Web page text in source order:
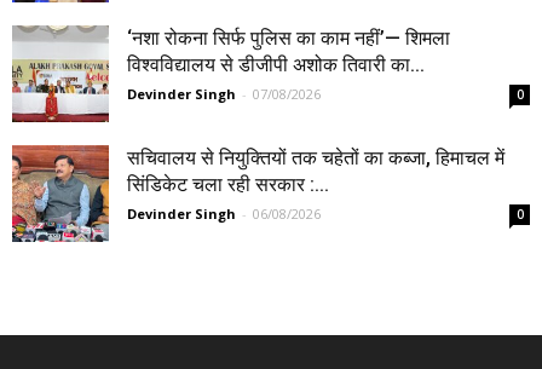
‘नशा रोकना सिर्फ पुलिस का काम नहीं’— शिमला
विश्वविद्यालय से डीजीपी अशोक तिवारी का...
Devinder Singh - 07/08/2026 0
सचिवालय से नियुक्तियों तक चहेतों का कब्जा, हिमाचल में
सिंडिकेट चला रही सरकार :...
Devinder Singh - 06/08/2026 0